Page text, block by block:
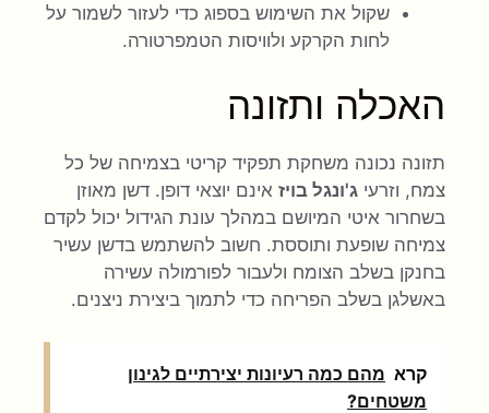
שקול את השימוש בספוג כדי לעזור לשמור על
לחות הקרקע ולוויסות הטמפרטורה.
האכלה ותזונה
תזונה נכונה משחקת תפקיד קריטי בצמיחה של כל
צמח, וזרעי ג'ונגל בויז אינם יוצאי דופן. דשן מאוזן
בשחרור איטי המיושם במהלך עונת הגידול יכול לקדם
צמיחה שופעת ותוססת. חשוב להשתמש בדשן עשיר
בחנקן בשלב הצומח ולעבור לפורמולה עשירה
באשלגן בשלב הפריחה כדי לתמוך ביצירת ניצנים.
קרא מהם כמה רעיונות יצירתיים לגינון
משטחים?